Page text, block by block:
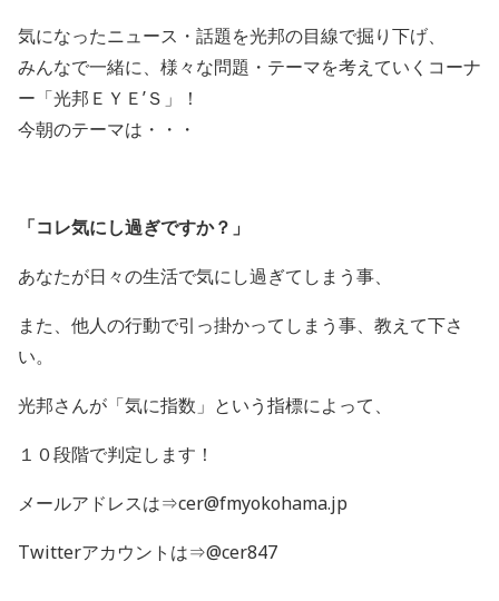
気になったニュース・話題を光邦の目線で掘り下げ、
みんなで一緒に、様々な問題・テーマを考えていくコーナ
ー「光邦ＥＹＥ’Ｓ」！
今朝のテーマは・・・
「コレ気にし過ぎですか？ 」
あなたが日々の生活で気にし過ぎてしまう事、
また、他人の行動で引っ掛かってしまう事、教えて下さ
い。
光邦さんが「気に指数」という指標によって、
１０段階で判定します！
メールアドレスは⇒cer@fmyokohama.jp
Twitterアカウントは⇒@cer847